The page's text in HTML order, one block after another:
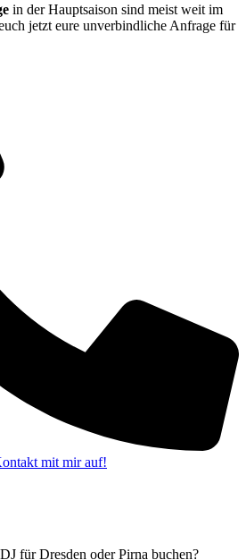
in der Hauptsaison sind meist weit im
jetzt eure unverbindliche Anfrage für
mit mir auf!
für Dresden oder Pirna buchen?